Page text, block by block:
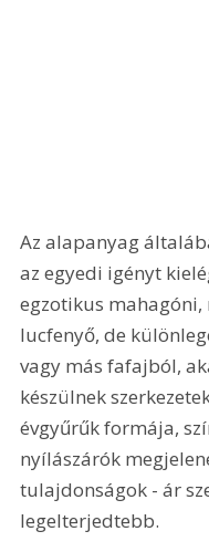
Az alapanyag
az egyedi igényt
egzotikus
lucfenyő, de
vagy más fafajból,
készülnek
évgyűrűk formája,
nyílászárók
tulajdonságok - ár
legelterjedtebb.